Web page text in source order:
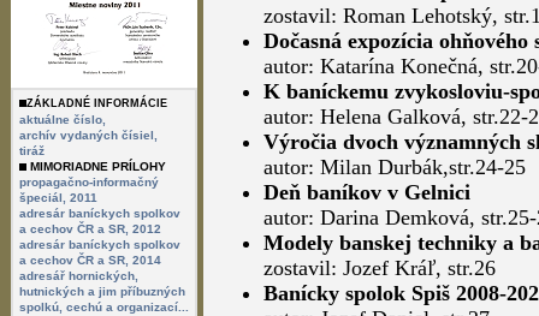
ZÁKLADNÉ INFORMÁCIE
aktuálne číslo,
archív vydaných čísiel,
tiráž
MIMORIADNE PRÍLOHY
propagačno-informačný
špeciál, 2011
adresár baníckych spolkov
a cechov ČR a SR, 2012
adresár baníckych spolkov
a cechov ČR a SR, 2014
adresář hornických,
hutnických a jim příbuzných
spolkú, cechú a organizací...
zostavil: Roman Lehotský,
Dočasná expozícia
autor: Katarína Konečná,
K baníckemu zvykosloviu-
autor: Helena Galková, str.22-
Výročia dvoch významných
autor: Milan Durbák,str.24-25
Deň baníkov v Gelnici
autor: Darina Demková,
Modely banskej techniky a
zostavil: Jozef Kráľ, str.26
Banícky spolok Spiš 2008-